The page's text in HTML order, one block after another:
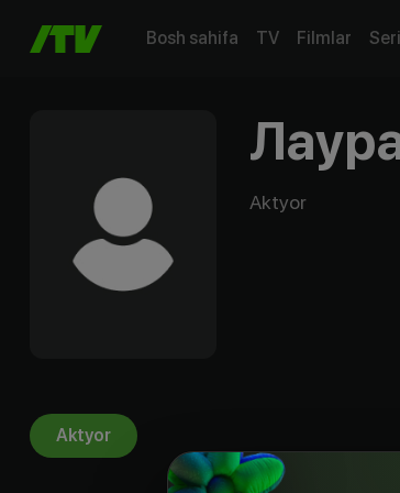
Bosh sahifa TV Filmlar
Aktyor
Aktyor